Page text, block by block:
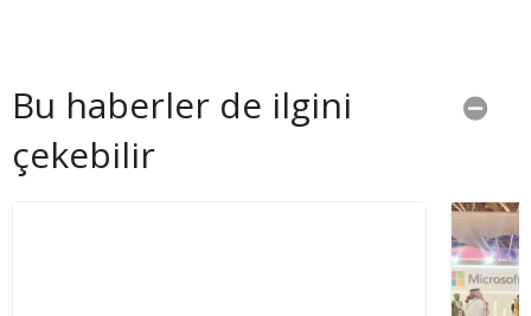
Bu haberler de ilgini
çekebilir